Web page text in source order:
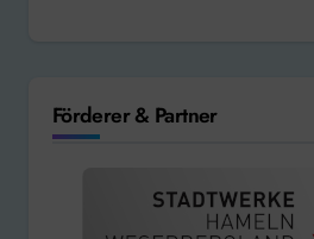
Förderer & Partner